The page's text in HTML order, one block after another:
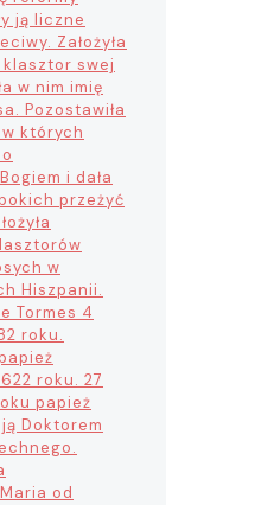
ją liczne
Założyła
swej
w nim imię
Pozostawiła
których
i dała
przeżyć
w
Hiszpanii.
Tormes 4
roku.
roku. 27
papież
ją Doktorem
Maria od